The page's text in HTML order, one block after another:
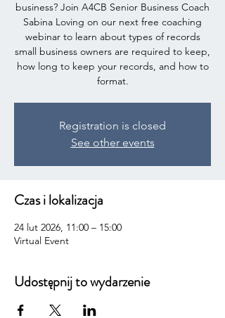
business? Join A4CB Senior Business Coach
Sabina Loving on our next free coaching
webinar to learn about types of records
small business owners are required to keep,
how long to keep your records, and how to
format.
Registration is closed
See other events
Czas i lokalizacja
24 lut 2026, 11:00 – 15:00
Virtual Event
Udostępnij to wydarzenie